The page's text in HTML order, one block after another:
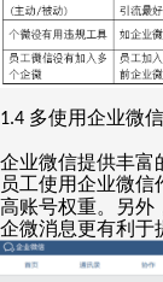
1.4 多使用企业微
企业微信提供丰富
员工使用企业微信
高账号权重。另外
企微消息更有利于